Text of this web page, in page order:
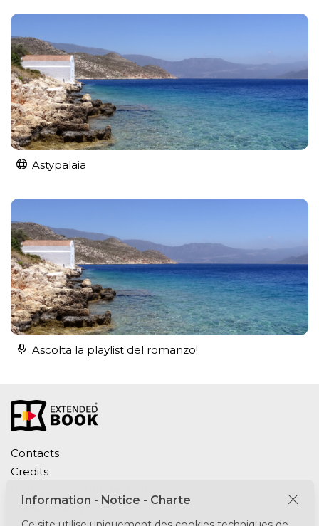
Astypalaia
Ascolta la playlist del romanzo!
Contacts
Credits
Cookie Policy
Information - Notice - Charte